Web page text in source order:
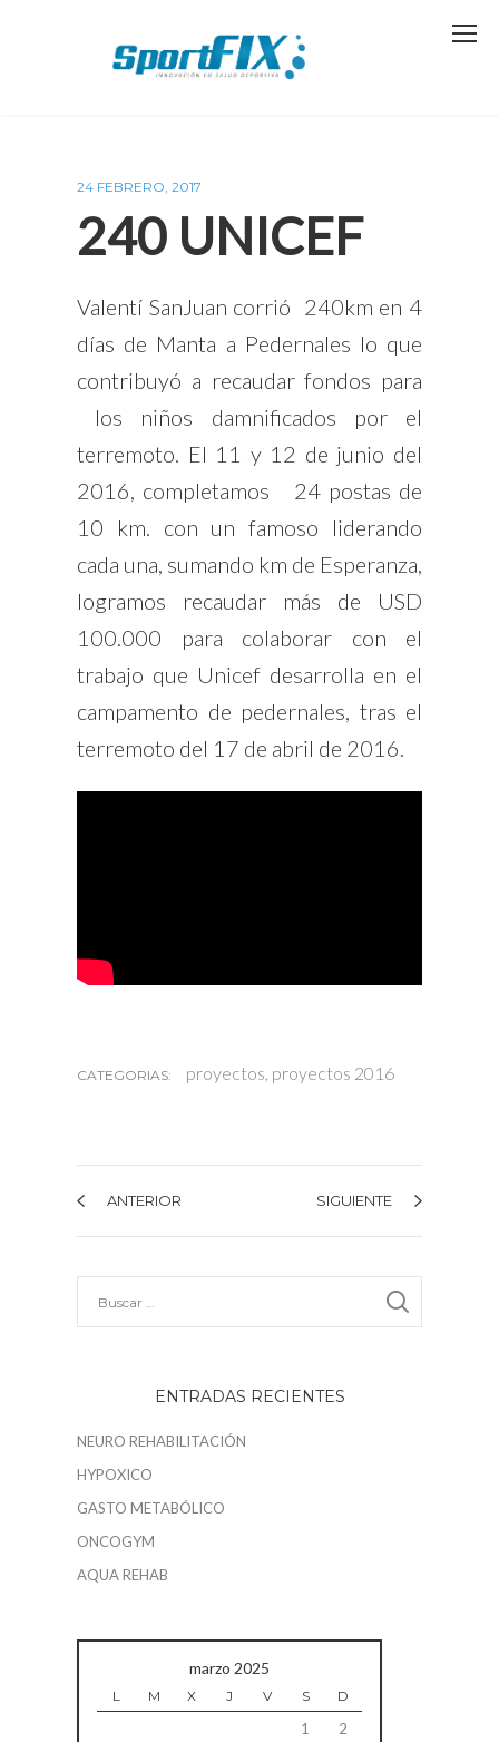
24 FEBRERO, 2017
240 UNICEF
Valentí SanJuan corrió 240km en 4
días de Manta a Pedernales lo que
contribuyó a recaudar fondos para
los niños damnificados por el
terremoto. El 11 y 12 de junio del
2016, completamos 24 postas de
10 km. con un famoso liderando
cada una, sumando km de Esperanza,
logramos recaudar más de USD
100.000 para colaborar con el
trabajo que Unicef desarrolla en el
campamento de pedernales, tras el
terremoto del 17 de abril de 2016.
CATEGORIAS: proyectos, proyectos 2016
ANTERIOR SIGUIENTE
ENTRADAS RECIENTES
NEURO REHABILITACIÓN
HYPOXICO
GASTO METABÓLICO
ONCOGYM
AQUA REHAB
marzo 2025
L M X J V S D
1
2